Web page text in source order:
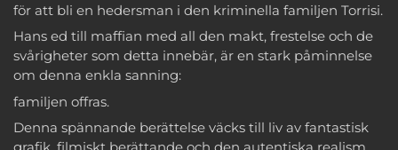
för att bli en hedersman i den kriminella familjen Torrisi.
Hans ed till maffian med all den makt, frestelse och de
svårigheter som detta innebär, är en stark påminnelse
om denna enkla sanning:
familjen offras.
Denna spännande berättelse väcks till liv av fantastisk